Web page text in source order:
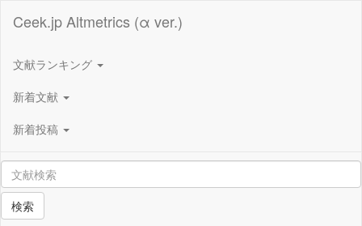
Ceek.jp Altmetrics (α ver.)
文献ランキング
新着文献
新着投稿
検索